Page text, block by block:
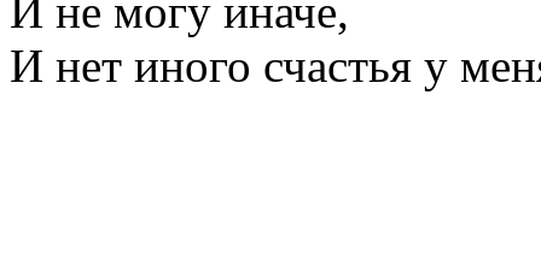
И не могу иначе,
И нет иного счастья у